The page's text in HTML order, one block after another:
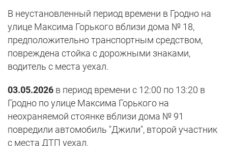
В неустановленный период времени в Гродно на
улице Максима Горького вблизи дома № 18,
предположительно транспортным средством,
повреждена стойка с дорожными знаками,
водитель с места уехал.
03.05.2026 в период времени с 12:00 по 13:20 в
Гродно по улице Максима Горького на
неохраняемой стоянке вблизи дома № 91
повредили автомобиль "Джили", второй участник
с места ДТП уехал.